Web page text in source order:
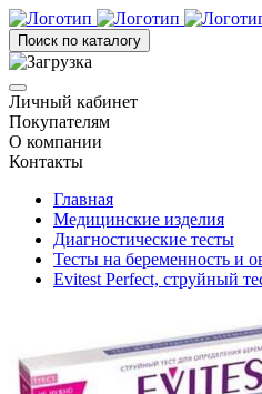
Поиск по каталогу
Личный кабинет
Покупателям
О компании
Контакты
Главная
Медицинские изделия
Диагностические тесты
Тесты на беременность и
Evitest Perfect, струйный